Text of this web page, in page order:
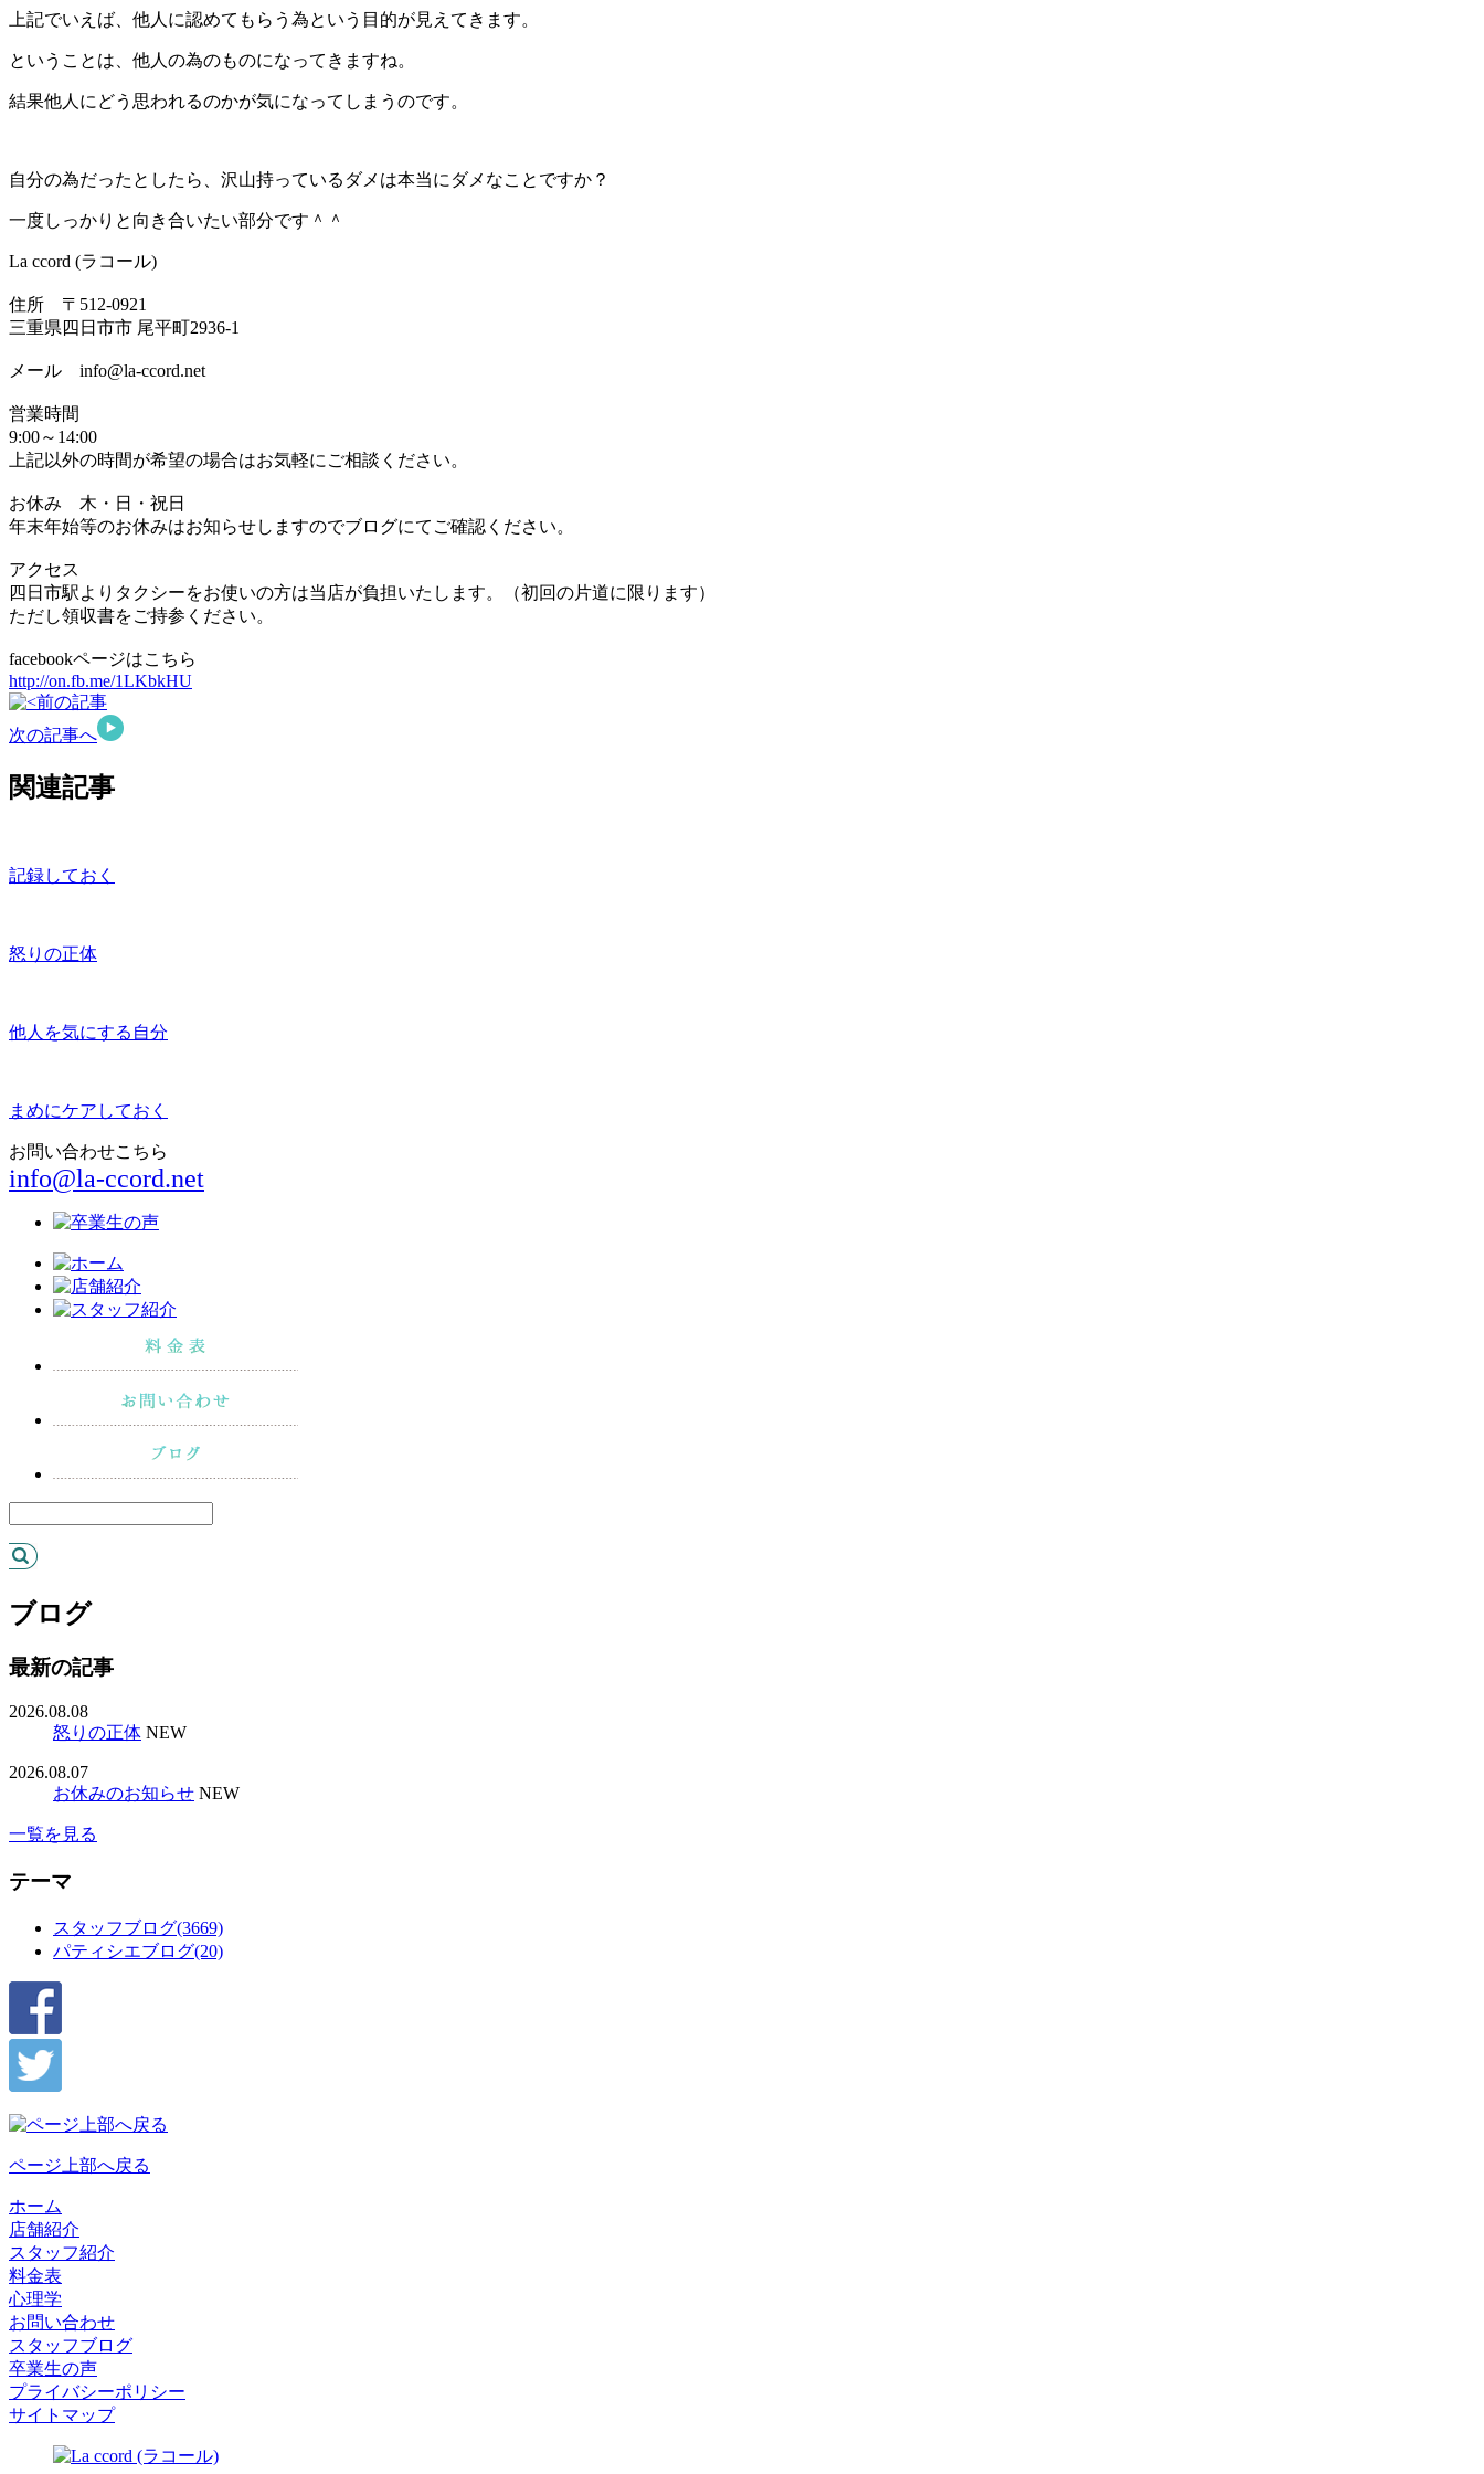
上記でいえば、他人に認めてもらう為という目的が見えてきます。
ということは、他人の為のものになってきますね。
結果他人にどう思われるのかが気になってしまうのです。
自分の為だったとしたら、沢山持っているダメは本当にダメなことですか？
一度しっかりと向き合いたい部分です＾＾
La ccord (ラコール)
住所 〒512-0921
三重県四日市市 尾平町2936-1
メール info@la-ccord.net
営業時間
9:00～14:00
上記以外の時間が希望の場合はお気軽にご相談ください。
お休み 木・日・祝日
年末年始等のお休みはお知らせしますのでブログにてご確認ください。
アクセス
四日市駅よりタクシーをお使いの方は当店が負担いたします。（初回の片道に限ります）
ただし領収書をご持参ください。
facebookページはこちら
http://on.fb.me/1LKbkHU
前の記事
次の記事へ
関連記事
記録しておく
怒りの正体
他人を気にする自分
まめにケアしておく
お問い合わせこちら
info@la-ccord.net
ブログ
最新の記事
2026.08.08
怒りの正体 NEW
2026.08.07
お休みのお知らせ NEW
一覧を見る
テーマ
スタッフブログ(3669)
パティシエブログ(20)
ページ上部へ戻る
ホーム
店舗紹介
スタッフ紹介
料金表
心理学
お問い合わせ
スタッフブログ
卒業生の声
プライバシーポリシー
サイトマップ